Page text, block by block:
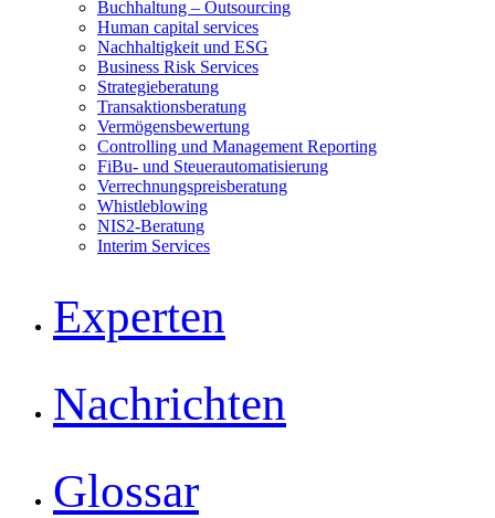
Buchhaltung – Outsourcing
Human capital services
Nachhaltigkeit und ESG
Business Risk Services
Strategieberatung
Transaktionsberatung
Vermögensbewertung
Controlling und Management Reporting
FiBu- und Steuerautomatisierung
Verrechnungspreisberatung
Whistleblowing
NIS2-Beratung
Interim Services
Experten
Nachrichten
Glossar